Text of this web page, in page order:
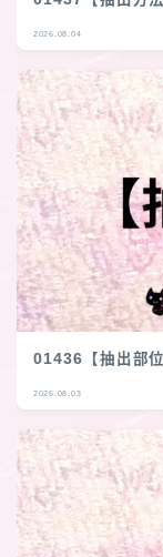
2026.08.04
01436【抽出部
2026.08.03